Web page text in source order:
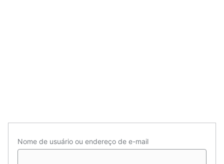
Nome de usuário ou endereço de e-mail